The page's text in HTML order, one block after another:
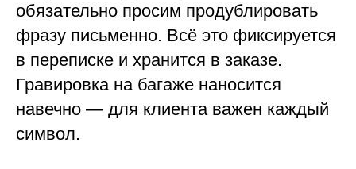
обязательно просим продублировать
фразу письменно. Всё это фиксируется
в переписке и хранится в заказе.
Гравировка на багаже наносится
навечно — для клиента важен каждый
символ.